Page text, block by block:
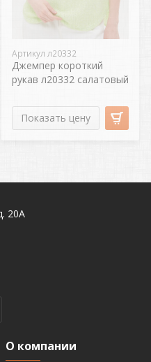
Артикул л20332
Джемпер короткий
рукав л20332 салатовый
Показать цену
20А
О компании